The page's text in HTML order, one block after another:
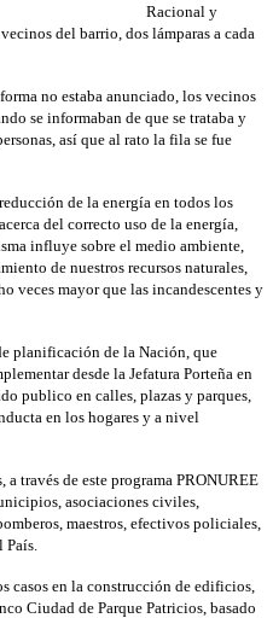
Racional y
del barrio, dos lámparas a cada
no estaba anunciado, los vecinos
se informaban de que se trataba y
así que al rato la fila se fue
de la energía en todos los
del correcto uso de la energía,
influye sobre el medio ambiente,
de nuestros recursos naturales,
veces mayor que las incandescentes y
planificación de la Nación, que
desde la Jefatura Porteña en
publico en calles, plazas y parques,
en los hogares y a nivel
a través de este programa PRONUREE
asociaciones civiles,
maestros, efectivos policiales,
casos en la construcción de edificios,
Ciudad de Parque Patricios, basado